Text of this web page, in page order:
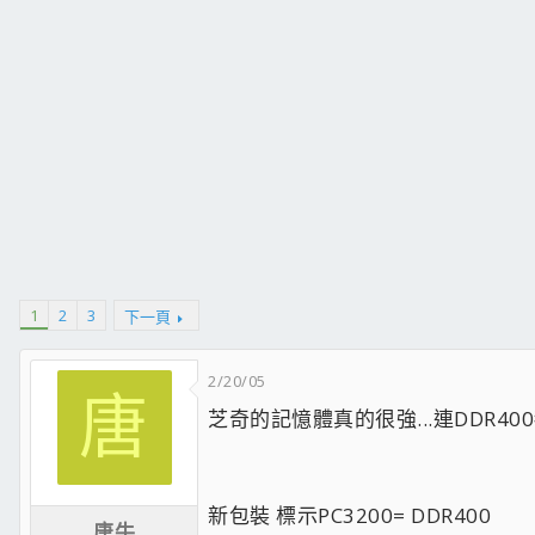
1 2 3 下一頁
唐
2/20/05
芝奇的記憶體真的很強...連
新包裝 標示PC3200= DDR400